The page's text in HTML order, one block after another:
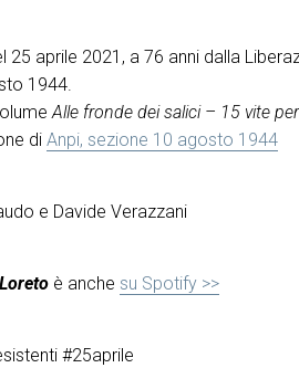
25 aprile 2021, a 76 anni dalla
1944.
Alle fronde dei salici – 15 vite
diAnpi, sezione 10 agosto 1944
e Davide Verazzani
è anche su Spotify >>
#25aprile